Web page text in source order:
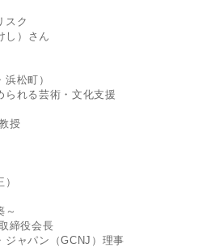
ク
）さん
松町）
れる芸術・文化支援
授
締役会長
パン（GCNJ）理事